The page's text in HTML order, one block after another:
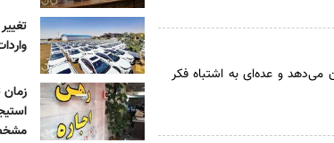
و عده‌ای به اشتباه فکر